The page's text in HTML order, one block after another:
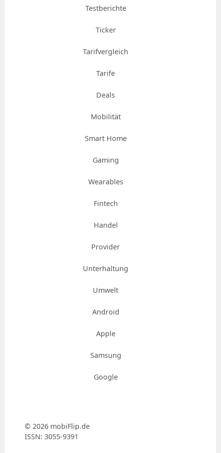
Testberichte
Ticker
Tarifvergleich
Tarife
Deals
Mobilität
Smart Home
Gaming
Wearables
Fintech
Handel
Provider
Unterhaltung
Umwelt
Android
Apple
Samsung
Google
© 2026 mobiFlip.de
ISSN: 3055-9391